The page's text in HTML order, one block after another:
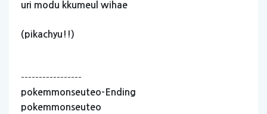
uri modu kkumeul wihae
(pikachyu!!)
-----------------
pokemmonseuteo-Ending
pokemmonseuteo